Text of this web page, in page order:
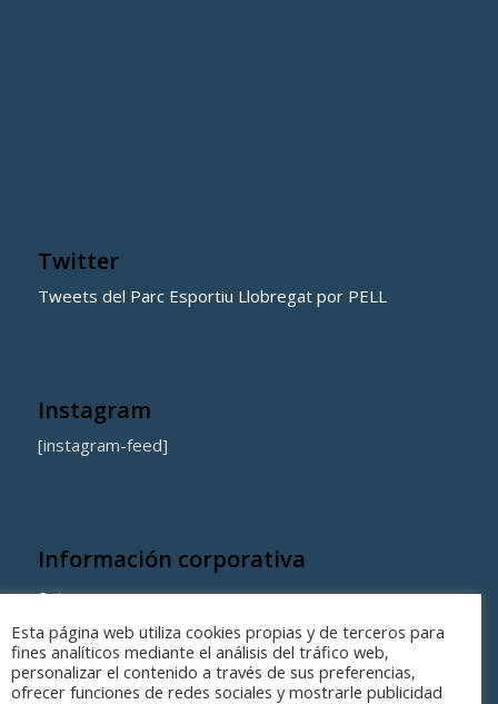
Twitter
Tweets del Parc Esportiu Llobregat por PELL
Instagram
[instagram-feed]
Información corporativa
Quienes somos
Coste de los equipamientos y servicios municipales
Esta página web utiliza cookies propias y de terceros para
fines analíticos mediante el análisis del tráfico web,
personalizar el contenido a través de sus preferencias,
ofrecer funciones de redes sociales y mostrarle publicidad